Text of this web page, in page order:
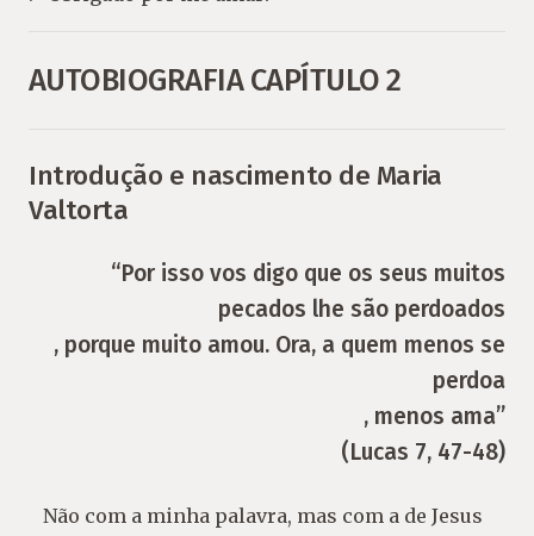
AUTOBIOGRAFIA CAPÍTULO 2
Introdução e nascimento de Maria
Valtorta
“Por isso vos digo que os seus muitos
pecados lhe são perdoados
, porque muito amou. Ora, a quem menos se
perdoa
, menos ama”
(Lucas 7, 47-48)
Não com a minha palavra, mas com a de Jesus